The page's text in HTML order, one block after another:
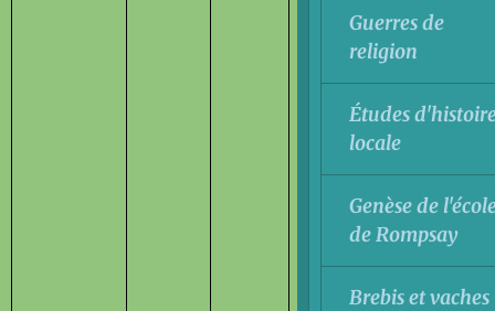
Guerres de
religion
Études
locale
Genèse de
de Rompsay
Brebis et vaches